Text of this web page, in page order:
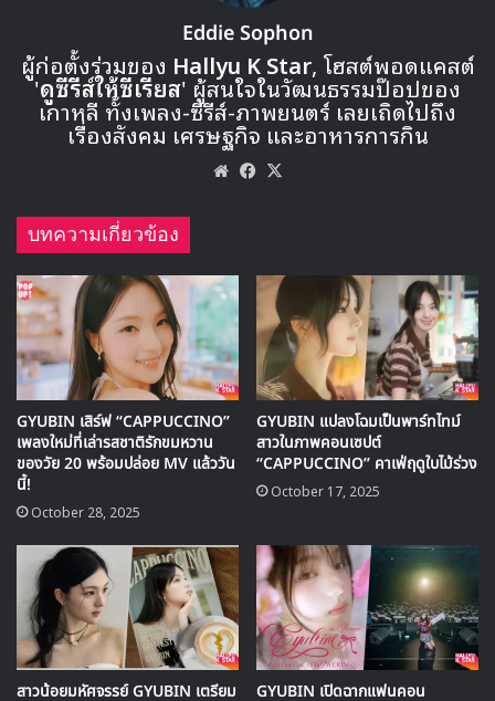
🎙GYUBIN ปลื้มเมืองไทยขนาดไหน? ถึงกลับมาถ่าย
MV เพลงใหม่ LIKE U 100 ที่กรุงเทพ
▶ คลิกดูสัมภาษณ์พิเศษ
HALLYU PLAY
นอกจากนี้ FOX 13 Seattle ยังกล่าวถึงกยูบินว่าเป็นศิลปินหน้า
ใหม่ที่กำลังมาแรงในวงการ K-POP โดยผลงานก่อนหน้านี้
‘Really Like You’ มียอดสตรีมมากกว่า 12 ล้านครั้งบน
Spotify และติดอันดับในชาร์ต ‘Viral 50 Spotify’ ทำให้เขา
สำหรับเพลง ‘Satellite’ เป็นเพลงที่แสดงถึงความสามารถด้าน
การร้องเพลงที่โดดเด่นของกยูบิน และเหมาะสำหรับการฟังใน
ช่วงการเดินทางหน้าร้อนหรือการพักผ่อนที่ชายหาด ทำให้เพลง
นี้ได้รับเลือกให้เป็นหนึ่งใน 10 เพลง K-POP ที่น่าจับตามองใน
Eddie Sophon
ผู้ก่อตั้งร่วมของ Hallyu K Star, โฮสต์พอดแคสต์
'ดูซีรีส์ให้ซีเรียส' ผู้สนใจในวัฒนธรรมป๊อปของ
เกาหลี ทั้งเพลง-ซีรีส์-ภาพยนตร์ เลยเถิดไปถึง
เรื่องสังคม เศรษฐกิจ และอาหารการกิน
WebsiteFacebook
บทความเกี่ยวข้อง
GYUBIN เสิร์ฟ “CAPPUCCINO”
เพลงใหม่ที่เล่ารสชาติรักขมหวาน
ของวัย 20 พร้อมปล่อย MV แล้ววัน
นี้!
October 28, 2025
GYUBIN แปลงโฉมเป็นพาร์ทไทม์
สาวในภาพคอนเซปต์
“CAPPUCCINO” คาเฟ่ฤดูใบไม้ร่วง
October 17, 2025
สาวน้อยมหัศจรรย์ GYUBIN เตรียม GYUBIN เปิดฉากแฟนคอน